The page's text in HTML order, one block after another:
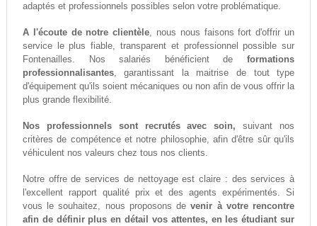
adaptés et professionnels possibles selon votre problématique.
A l'écoute de notre clientèle, nous nous faisons fort d'offrir un
service le plus fiable, transparent et professionnel possible sur
Fontenailles. Nos salariés bénéficient deformations
professionnalisantes, garantissant la maitrise de tout type
d'équipement qu'ils soient mécaniques ou non afin de vous offrir la
plus grande flexibilité.
Nos professionnels sont recrutés avec soin, suivant nos
critères de compétence et notre philosophie, afin d'être sûr qu'ils
véhiculent nos valeurs chez tous nos clients.
Notre offre de services de nettoyage est claire : des services à
l'excellent rapport qualité prix et des agents expérimentés. Si
vous le souhaitez, nous proposons devenir à votre rencontre
afin de définir plus en détail vos attentes, en les étudiant sur